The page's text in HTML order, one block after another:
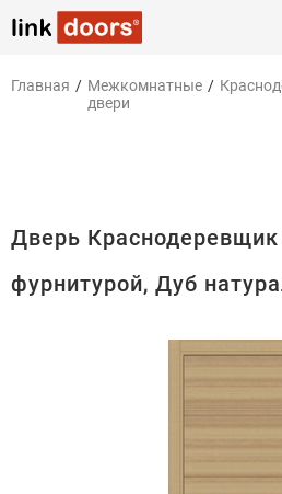
Главная / Межкомнатные
двери
/
Дверь Краснодеревщик
фурнитурой, Дуб